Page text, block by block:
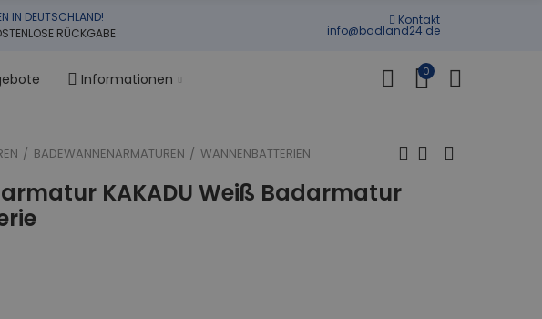
IN DEUTSCHLAND!
RÜCKGABE
Kontakt
info@badland24.de
Informationen 0
BADEWANNENARMATUREN WANNENBATTERIEN
KAKADU Weiß Badarmatur